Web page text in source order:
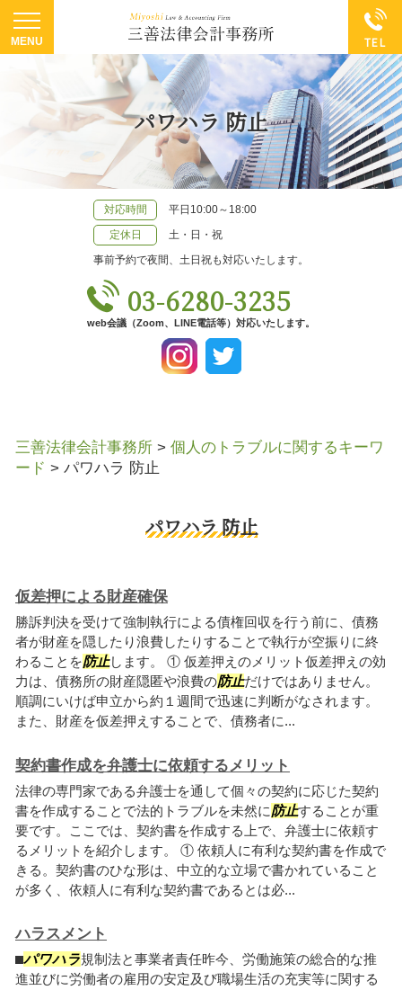
パワハラ 防止
対応時間
平日10:00～18:00
定休日
土・日・祝
事前予約で夜間、土日祝も対応いたします。
03-6280-3235
web会議（Zoom、LINE電話等）対応いたします。
三善法律会計事務所 > 個人のトラブルに関するキーワ
ード > パワハラ 防止
パワハラ 防止
仮差押による財産確保
勝訴判決を受けて強制執行による債権回収を行う前に、債務
者が財産を隠したり浪費したりすることで執行が空振りに終
わることを防止します。 ① 仮差押えのメリット仮差押えの効
力は、債務所の財産隠匿や浪費の防止だけではありません。
順調にいけば申立から約１週間で迅速に判断がなされます。
また、財産を仮差押えすることで、債務者に...
契約書作成を弁護士に依頼するメリット
法律の専門家である弁護士を通して個々の契約に応じた契約
書を作成することで法的トラブルを未然に防止することが重
要です。ここでは、契約書を作成する上で、弁護士に依頼す
るメリットを紹介します。 ① 依頼人に有利な契約書を作成で
きる。契約書のひな形は、中立的な立場で書かれていること
が多く、依頼人に有利な契約書であるとは必...
ハラスメント
⬛︎パワハラ規制法と事業者責任昨今、労働施策の総合的な推
進並びに労働者の雇用の安定及び職場生活の充実等に関する